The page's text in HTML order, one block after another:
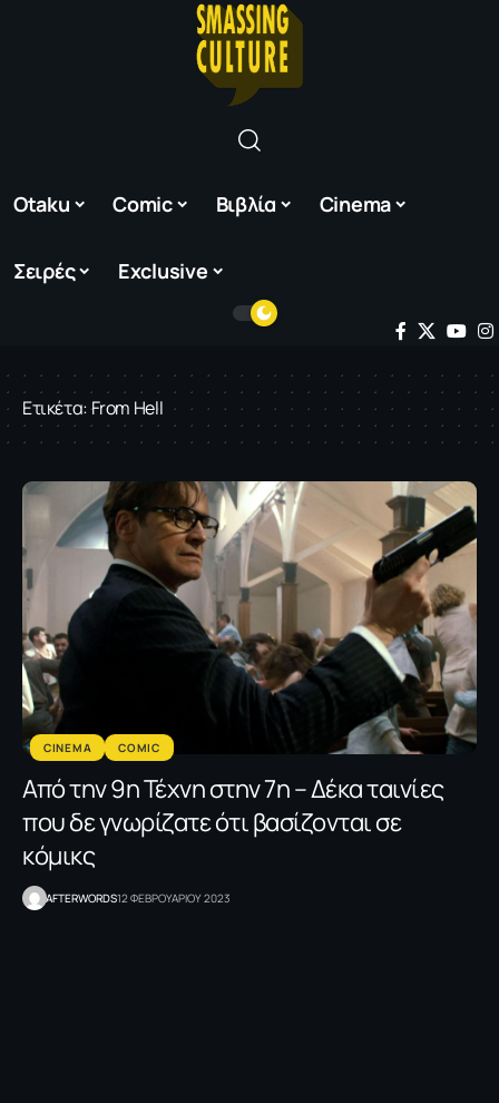
Otaku Comic Βιβλία Cinema
Σειρές Exclusive
Ετικέτα:From Hell
CINEMA COMIC
Από την 9η Τέχνη στην 7η – Δέκα ταινίες
που δε γνωρίζατε ότι βασίζονται σε
κόμικς
AFTERWORDS12 ΦΕΒΡΟΥΑΡΙΟΥ 2023